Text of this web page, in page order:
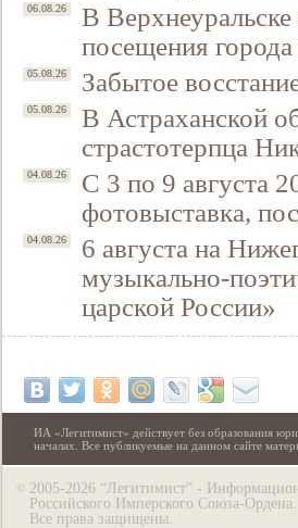
06.08.26
В
посещения
05.08.26 Забытое
05.08.26
В Астраханской
страстотерпца
04.08.26
С 3 по 9 августа
фотовыставка,
04.08.26
6 августа на
музыкально-
царской России»
ИА «Легитимист» действует без образования
началах. Все публикуемые на данном сайте
© 2005-2026 “Легитимист” -
Российского Имперского Союза-Ордена.
Все права защищены.